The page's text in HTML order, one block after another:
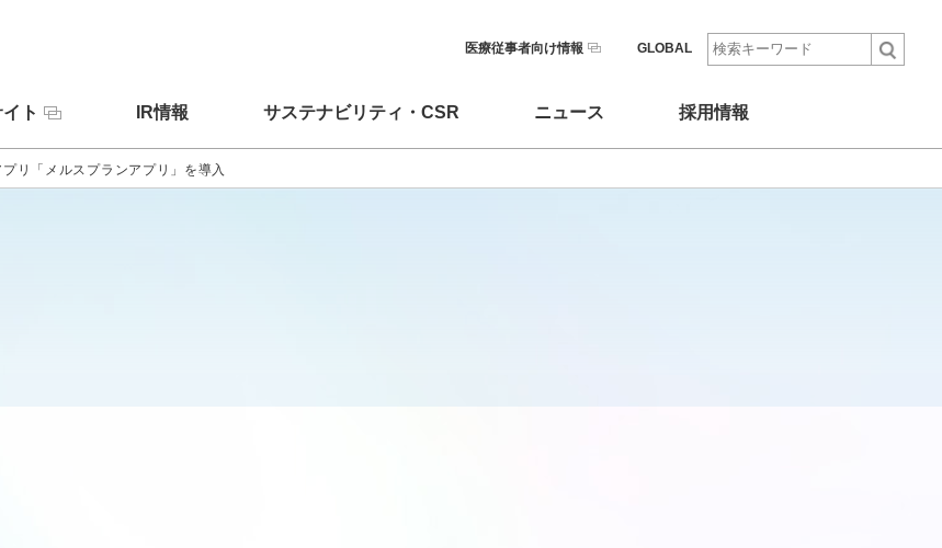
ト IR情報 サステナビリティ・CSR ニュース 採用情報
医療従事者向け情報 GLOBAL
リ「メルスプランアプリ」を導入